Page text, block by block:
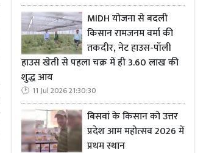
MIDH योजना से बदली
किसान रामजनम वर्मा की
तकदीर, नेट हाउस-पॉली
हाउस खेती से पहला चक्र में ही 3.60 लाख की
शुद्ध आय
11 Jul 2026 21:30:30
बिसवां के किसान को उत्तर
प्रदेश आम महोत्सव 2026 में
प्रथम स्थान